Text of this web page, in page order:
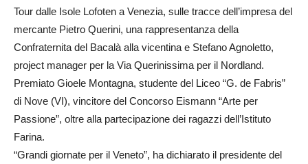
Tour dalle Isole Lofoten a Venezia, sulle tracce dell’impresa del
mercante Pietro Querini, una rappresentanza della
Confraternita del Bacalà alla vicentina e Stefano Agnoletto,
project manager per la Via Querinissima per il Nordland.
Premiato Gioele Montagna, studente del Liceo “G. de Fabris”
di Nove (VI), vincitore del Concorso Eismann “Arte per
Passione”, oltre alla partecipazione dei ragazzi dell’Istituto
Farina.
“Grandi giornate per il Veneto”, ha dichiarato il presidente del